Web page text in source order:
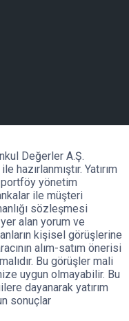
Değerler A.Ş.
hazırlanmıştır. Yatırım
portföy yönetim
ile müşteri
sözleşmesi
alan yorum ve
kişisel görüşlerine
alım-satım önerisi
Bu görüşler mali
uygun olmayabilir. Bu
dayanarak yatırım
sonuçlar